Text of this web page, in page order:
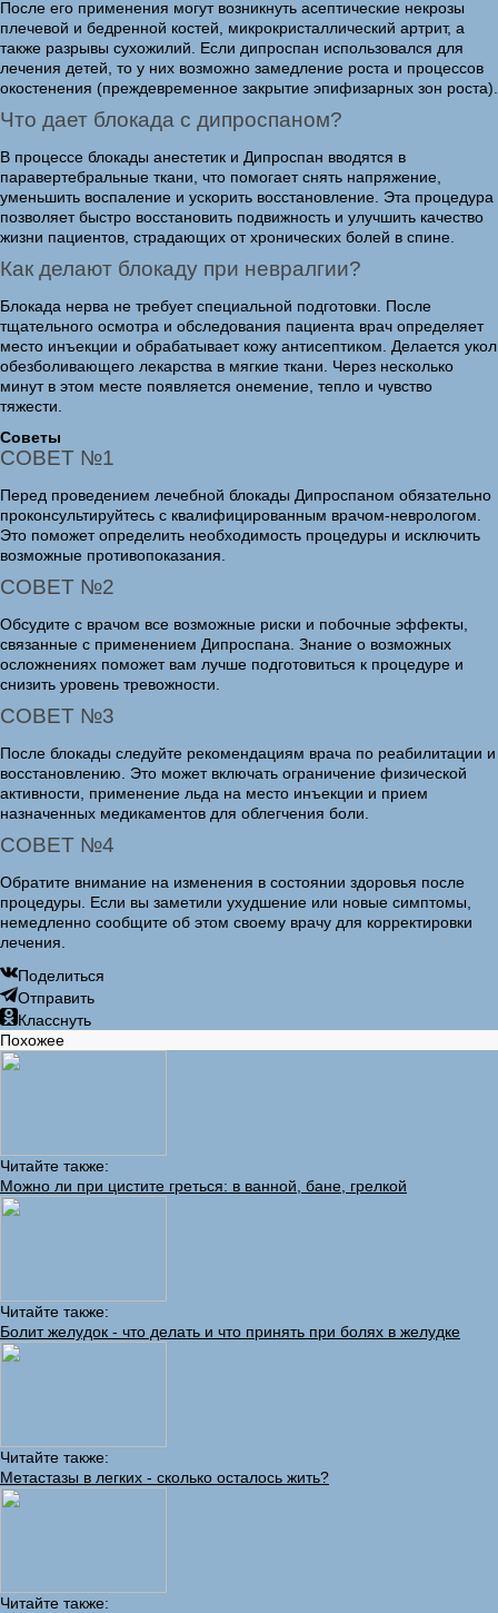
После его применения могут возникнуть асептические некрозы
плечевой и бедренной костей, микрокристаллический артрит, а
также разрывы сухожилий. Если дипроспан использовался для
лечения детей, то у них возможно замедление роста и процессов
окостенения (преждевременное закрытие эпифизарных зон роста).
Что дает блокада с дипроспаном?
В процессе блокады анестетик и Дипроспан вводятся в
паравертебральные ткани, что помогает снять напряжение,
уменьшить воспаление и ускорить восстановление. Эта процедура
позволяет быстро восстановить подвижность и улучшить качество
жизни пациентов, страдающих от хронических болей в спине.
Как делают блокаду при невралгии?
Блокада нерва не требует специальной подготовки. После
тщательного осмотра и обследования пациента врач определяет
место инъекции и обрабатывает кожу антисептиком. Делается укол
обезболивающего лекарства в мягкие ткани. Через несколько
минут в этом месте появляется онемение, тепло и чувство
тяжести.
Советы
СОВЕТ №1
Перед проведением лечебной блокады Дипроспаном обязательно
проконсультируйтесь с квалифицированным врачом-неврологом.
Это поможет определить необходимость процедуры и исключить
возможные противопоказания.
СОВЕТ №2
Обсудите с врачом все возможные риски и побочные эффекты,
связанные с применением Дипроспана. Знание о возможных
осложнениях поможет вам лучше подготовиться к процедуре и
снизить уровень тревожности.
СОВЕТ №3
После блокады следуйте рекомендациям врача по реабилитации и
восстановлению. Это может включать ограничение физической
активности, применение льда на место инъекции и прием
назначенных медикаментов для облегчения боли.
СОВЕТ №4
Обратите внимание на изменения в состоянии здоровья после
процедуры. Если вы заметили ухудшение или новые симптомы,
немедленно сообщите об этом своему врачу для корректировки
лечения.
Поделиться
Отправить
Класснуть
Похожее
Читайте также:
Можно ли при цистите греться: в ванной, бане, грелкой
Читайте также:
Болит желудок - что делать и что принять при болях в желудке
Читайте также:
Метастазы в легких - сколько осталось жить?
Читайте также: